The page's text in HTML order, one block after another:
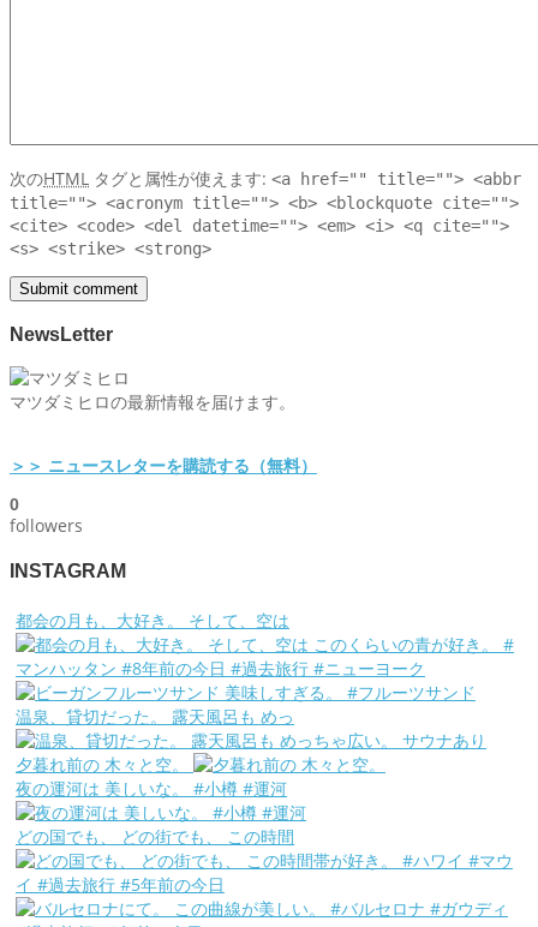
次のHTML タグと属性が使えます: <a href="" title=""> <abbr
title=""> <acronym title=""> <b> <blockquote cite="">
<cite> <code> <del datetime=""> <em> <i> <q cite="">
<s> <strike> <strong>
NewsLetter
マツダミヒロの最新情報を届けます。
＞＞ ニュースレターを購読する（無料）
0
followers
INSTAGRAM
都会の月も、大好き。 そして、空は
温泉、貸切だった。 露天風呂も めっ
夕暮れ前の 木々と空。
夜の運河は 美しいな。 #小樽 #運河
どの国でも、 どの街でも、 この時間